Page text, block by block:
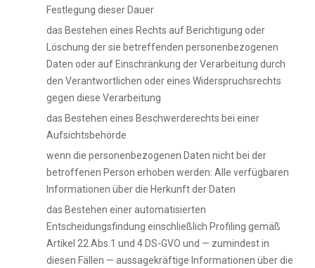
Festlegung dieser Dauer
das Bestehen eines Rechts auf Berichtigung oder
Löschung der sie betreffenden personenbezogenen
Daten oder auf Einschränkung der Verarbeitung durch
den Verantwortlichen oder eines Widerspruchsrechts
gegen diese Verarbeitung
das Bestehen eines Beschwerderechts bei einer
Aufsichtsbehörde
wenn die personenbezogenen Daten nicht bei der
betroffenen Person erhoben werden: Alle verfügbaren
Informationen über die Herkunft der Daten
das Bestehen einer automatisierten
Entscheidungsfindung einschließlich Profiling gemäß
Artikel 22 Abs.1 und 4 DS-GVO und — zumindest in
diesen Fällen — aussagekräftige Informationen über die